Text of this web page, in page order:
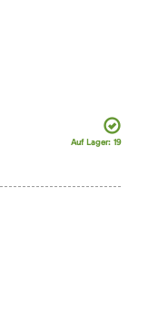
Auf Lager: 19